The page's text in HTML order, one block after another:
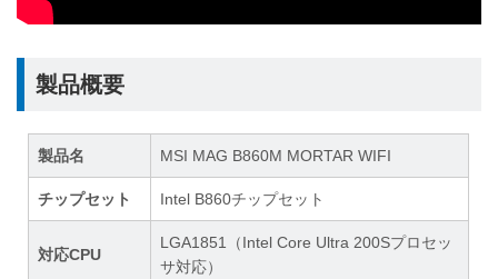
製品概要
製品名 MSI MAG B860M MORTAR WIFI
チップセット Intel B860チップセット
対応CPU
LGA1851（Intel Core Ultra 200Sプロセッ
サ対応）